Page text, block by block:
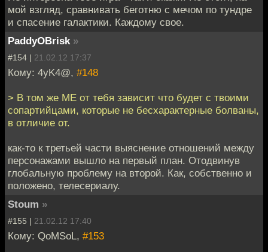
мой взгляд, сравнивать беготню с мечом по тундре
и спасение галактики. Каждому свое.
PaddyOBrisk »
#154 | 21.02.12 17:37
Кому: 4yK4@, #148
> В том же ME от тебя зависит что будет с твоими
сопартийцами, которые не бесхарактерные болваны,
в отличие от.
как-то к третьей части выяснение отношений между
персонажами вышло на первый план. Отодвинув
глобальную проблему на второй. Как, собственно и
положено, телесериалу.
Stoum »
#155 | 21.02.12 17:40
Кому: QoMSoL, #153